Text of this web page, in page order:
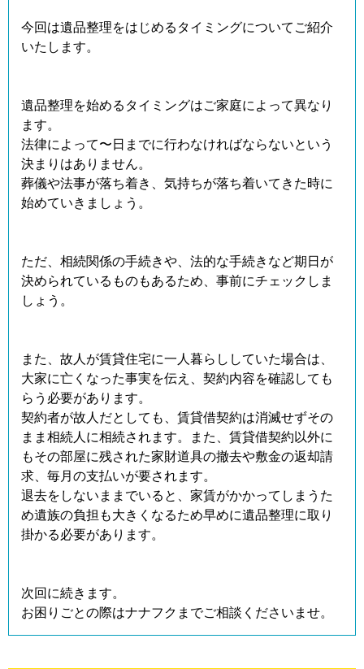
今回は遺品整理をはじめるタイミングについてご紹介
いたします。
遺品整理を始めるタイミングはご家庭によって異なり
ます。
法律によって〜日までに行わなければならないという
決まりはありません。
葬儀や法事が落ち着き、気持ちが落ち着いてきた時に
始めていきましょう。
ただ、相続関係の手続きや、法的な手続きなど期日が
決められているものもあるため、事前にチェックしま
しょう。
また、故人が賃貸住宅に一人暮らししていた場合は、
大家に亡くなった事実を伝え、契約内容を確認しても
らう必要があります。
契約者が故人だとしても、賃貸借契約は消滅せずその
まま相続人に相続されます。また、賃貸借契約以外に
もその部屋に残された家財道具の撤去や敷金の返却請
求、毎月の支払いが要されます。
退去をしないままでいると、家賃がかかってしまうた
め遺族の負担も大きくなるため早めに遺品整理に取り
掛かる必要があります。
次回に続きます。
お困りごとの際はナナフクまでご相談くださいませ。